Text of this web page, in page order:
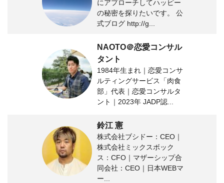
にアプローチしてハッピー
の秘密を探りたいです。 公
式ブログ http://g...
NAOTO＠恋愛コンサル
タント
1984年生まれ｜恋愛コンサ
ルティングサービス「肉食
部」代表｜恋愛コンサルタ
ント｜2023年 JADP認...
鈴江 憲
株式会社ブシドー：CEO｜
株式会社ミックスボック
ス：CFO｜マザーシップ合
同会社：CEO｜日本WEBマ
ー...